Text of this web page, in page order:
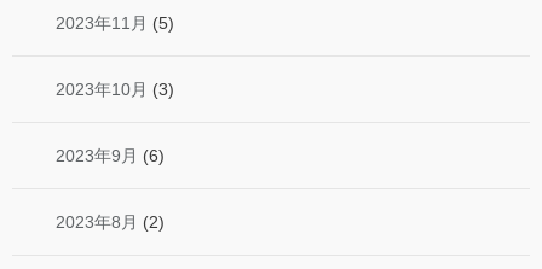
2023年11月 (5)
2023年10月 (3)
2023年9月 (6)
2023年8月 (2)